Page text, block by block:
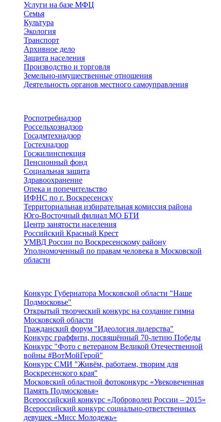
Услуги на базе МФЦ
Семья
Культура
Экология
Транспорт
Архивное дело
Защита населения
Производство и торговля
Земельно-имущественные отношения
Деятельность органов местного самоуправления
Роспотребнадзор
Россельхознадзор
Госадмтехнадзор
Гостехнадзор
Госжилинспекция
Пенсионный фонд
Социальная защита
Здравоохранение
Опека и попечительство
ИФНС по г. Воскресенску
Территориальная избирательная комиссия района
Юго-Восточный филиал МО БТИ
Центр занятости населения
Российский Красный Крест
УМВД России по Воскресенскому району
Уполномоченный по правам человека в Московской
области
Конкурс Губернатора Московской области "Наше
Подмосковье"
Открытый творческий конкурс на создание гимна
Московской области
Гражданский форум "Идеология лидерства"
Конкурс граффити, посвящённый 70-летию Победы
Конкурс "Фото с ветераном Великой Отечественной
войны #ВотМойГерой"
Конкурс СМИ "Живём, работаем, творим для
Воскресенского края"
Московский областной фотоконкурс «Увековеченная
Память Подмосковья»
Всероссийский конкурс «Доброволец России – 2015»
Всероссийский конкурс социально-ответственных
девушек «Мисс Молодежь»